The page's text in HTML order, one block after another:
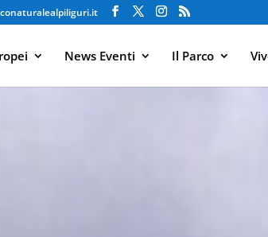
News Eventi Il Parco